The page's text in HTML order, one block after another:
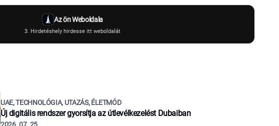
Az ön Weboldala
3. Hirdetéshely hirdesse itt weboldalát
UAE, TECHNOLÓGIA, UTAZÁS, ÉLETMÓD
Új digitális rendszer gyorsítja az útlevélkezelést Dubaiban